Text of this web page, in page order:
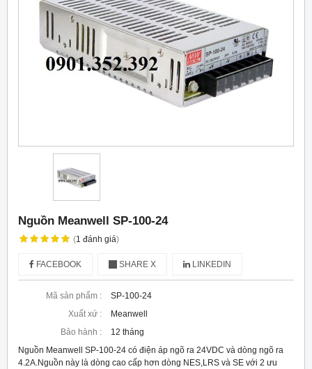
Nguồn Meanwell SP-100-24
(1 đánh giá)
FACEBOOK SHARE X LINKEDIN
Mã sản phẩm :
SP-100-24
Xuất xứ :
Meanwell
Bảo hành :
12 tháng
Nguồn Meanwell SP-100-24 có điện áp ngõ ra 24VDC và dòng ngõ ra
4.2A.Nguồn này là dòng cao cấp hơn dòng NES,LRS và SE với 2 ưu